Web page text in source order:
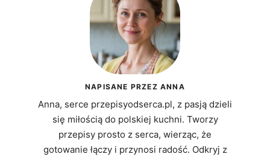
NAPISANE PRZEZ ANNA
Anna, serce przepisyodserca.pl, z pasją dzieli
się miłością do polskiej kuchni. Tworzy
przepisy prosto z serca, wierząc, że
gotowanie łączy i przynosi radość. Odkryj z